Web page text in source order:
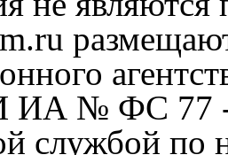
№ ФС 77 -
службой по